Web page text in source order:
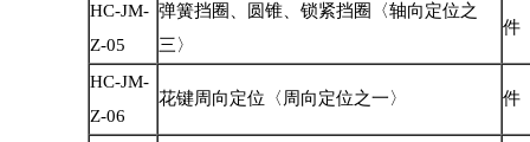
HC-JM-
Z-05
弹簧挡圈、圆锥、锁紧挡圈〈轴向定位之
三〉
件
HC-JM-
Z-06
花键周向定位〈周向定位之一〉 件